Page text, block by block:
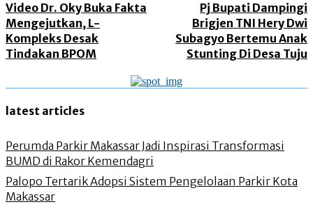
Video Dr. Oky Buka Fakta
Mengejutkan, L-
Kompleks Desak
Tindakan BPOM
Pj Bupati Dampingi
Brigjen TNI Hery Dwi
Subagyo Bertemu Anak
Stunting Di Desa Tuju
latest articles
Perumda Parkir Makassar Jadi Inspirasi Transformasi
BUMD di Rakor Kemendagri
Palopo Tertarik Adopsi Sistem Pengelolaan Parkir Kota
Makassar